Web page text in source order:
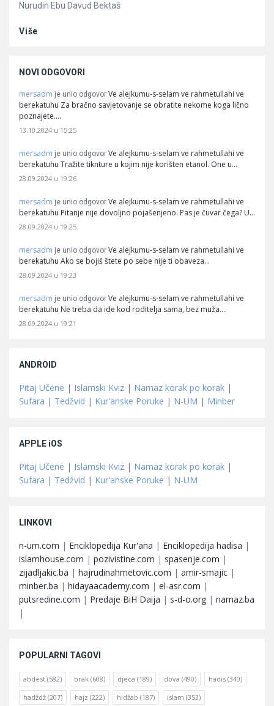
Nurudin Ebu Davud Bektaš
Više
NOVI ODGOVORI
mersadm je unio odgovor Ve alejkumu-s-selam ve rahmetullahi ve
berekatuhu Za bračno savjetovanje se obratite nekome koga lično
poznajete.…
13.10.2024 u 15:25
mersadm je unio odgovor Ve alejkumu-s-selam ve rahmetullahi ve
berekatuhu Tražite tiknture u kojim nije korišten etanol. One u…
28.09.2024 u 19:26
mersadm je unio odgovor Ve alejkumu-s-selam ve rahmetullahi ve
berekatuhu Pitanje nije dovoljno pojašenjeno. Pas je čuvar čega? U…
28.09.2024 u 19:25
mersadm je unio odgovor Ve alejkumu-s-selam ve rahmetullahi ve
berekatuhu Ako se bojiš štete po sebe nije ti obaveza…
28.09.2024 u 19:23
mersadm je unio odgovor Ve alejkumu-s-selam ve rahmetullahi ve
berekatuhu Ne treba da ide kod roditelja sama, bez muža.…
28.09.2024 u 19:21
ANDROID
Pitaj Učene | Islamski Kviz | Namaz korak po korak |
Sufara | Tedžvid | Kur'anske Poruke | N-UM | Minber
APPLE iOS
Pitaj Učene | Islamski Kviz | Namaz korak po korak |
Sufara | Tedžvid | Kur'anske Poruke | N-UM
LINKOVI
n-um.com | Enciklopedija Kur'ana | Enciklopedija hadisa |
islamhouse.com | pozivistine.com | spasenje.com |
zijadljakic.ba | hajrudinahmetovic.com | amir-smajic |
minber.ba | hidayaacademy.com | el-asr.com |
putsredine.com | Predaje BiH Daija | s-d-o.org | namaz.ba
|
POPULARNI TAGOVI
abdest (582) brak (608) djeca (189) dova (490) hadis (340)
hadždž (207) hajz (222) hidžab (187) islam (353)